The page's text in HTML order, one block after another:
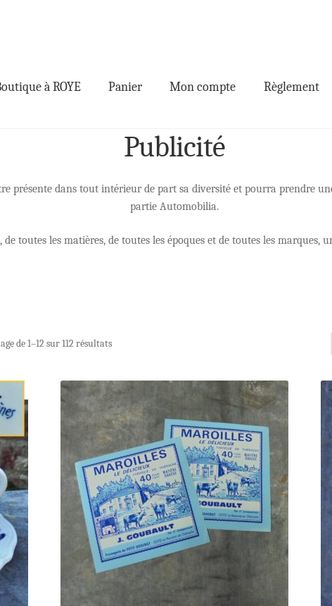
à ROYE Panier Mon compte Règlement
Publicité
présente dans tout intérieur de part sa diversité et pourra prendre
partie Automobilia.
toutes les matières, de toutes les époques et de toutes les
de 1–12 sur 112 résultats